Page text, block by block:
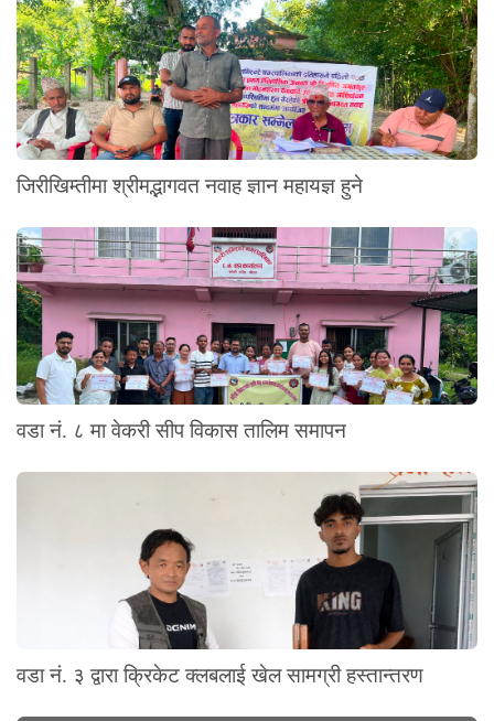
जिरीखिम्तीमा श्रीमद्भागवत नवाह ज्ञान महायज्ञ हुने
वडा नं. ८ मा वेकरी सीप विकास तालिम समापन
वडा नं. ३ द्वारा क्रिकेट क्लबलाई खेल सामग्री हस्तान्तरण